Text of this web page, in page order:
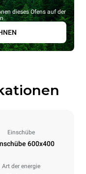
dieses Ofens auf der
Einschübe
600x400
Art der energie